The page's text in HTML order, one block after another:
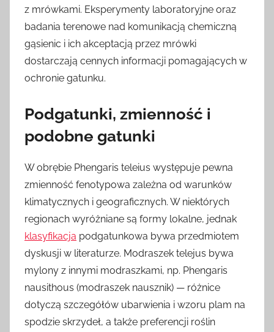
z mrówkami. Eksperymenty laboratoryjne oraz
badania terenowe nad komunikacją chemiczną
gąsienic i ich akceptacją przez mrówki
dostarczają cennych informacji pomagających w
ochronie gatunku.
Podgatunki, zmienność i
podobne gatunki
W obrębie Phengaris teleius występuje pewna
zmienność fenotypowa zależna od warunków
klimatycznych i geograficznych. W niektórych
regionach wyróżniane są formy lokalne, jednak
klasyfikacja podgatunkowa bywa przedmiotem
dyskusji w literaturze. Modraszek telejus bywa
mylony z innymi modraszkami, np. Phengaris
nausithous (modraszek nausznik) — różnice
dotyczą szczegółów ubarwienia i wzoru plam na
spodzie skrzydeł, a także preferencji roślin